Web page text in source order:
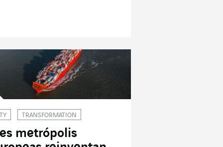
TRANSFORMATION
metrópolis